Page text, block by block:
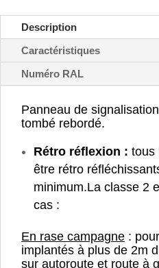
-
CE3a
Description
Caractéristiques
Numéro RAL
Panneau de
tombé rebordé.
Rétro réflexion : tous
être rétro
minimum.La classe 2
cas :
En rase campagne :
implantés à plus de 2m
sur autoroute et route à